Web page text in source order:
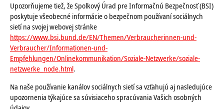
Upozorňujeme tiež, že Spolkový Úrad pre Informačnú Bezpečnosť (BSI)
poskytuje všeobecné informácie o bezpečnom používaní sociálnych
sietí na svojej webovej stránke
https://www.bsi.bund.de/EN/Themen/Verbraucherinnen-und-
Verbraucher/Informationen-und-
Empfehlungen/Onlinekommunikation/Soziale-Netzwerke/soziale-
netzwerke_node.html.
Na naše používanie kanálov sociálnych sietí sa vzťahujú aj nasledujúce
upozornenia týkajúce sa súvisiaceho spracúvania Vašich osobných